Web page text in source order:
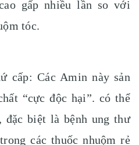
gấp nhiều lần so với
tóc.
Các Amin này sản
“cực độc hại”. có thể
đặc biệt là bệnh ung thư
các thuốc nhuộm rẻ